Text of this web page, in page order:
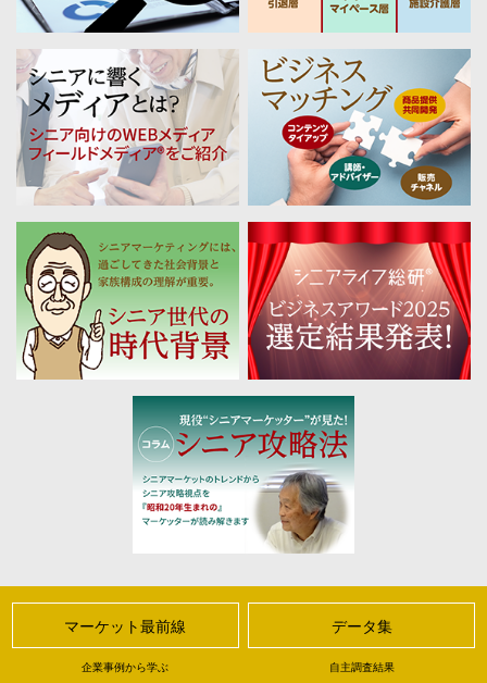
マーケット最前線
企業事例から学ぶ
データ集
自主調査結果